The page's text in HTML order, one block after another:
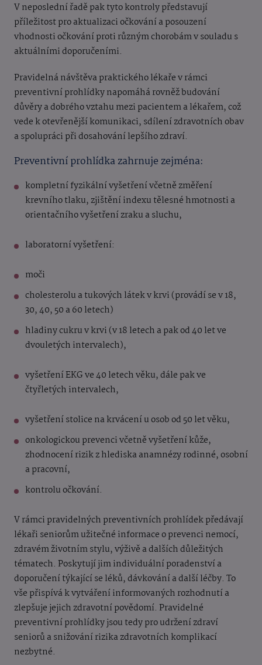
V neposlední řadě pak tyto kontroly představují
příležitost pro aktualizaci očkování a posouzení
vhodnosti očkování proti různým chorobám v souladu s
aktuálními doporučeními.
Pravidelná návštěva praktického lékaře v rámci
preventivní prohlídky napomáhá rovněž budování
důvěry a dobrého vztahu mezi pacientem a lékařem, což
vede k otevřenější komunikaci, sdílení zdravotních obav
a spolupráci při dosahování lepšího zdraví.
Preventivní prohlídka zahrnuje zejména:
kompletní fyzikální vyšetření včetně změření
krevního tlaku, zjištění indexu tělesné hmotnosti a
orientačního vyšetření zraku a sluchu,
laboratorní vyšetření:
moči
cholesterolu a tukových látek v krvi (provádí se v 18,
30, 40, 50 a 60 letech)
hladiny cukru v krvi (v 18 letech a pak od 40 let ve
dvouletých intervalech),
vyšetření EKG ve 40 letech věku, dále pak ve
čtyřletých intervalech,
vyšetření stolice na krvácení u osob od 50 let věku,
onkologickou prevenci včetně vyšetření kůže,
zhodnocení rizik z hlediska anamnézy rodinné, osobní
a pracovní,
kontrolu očkování.
V rámci pravidelných preventivních prohlídek předávají
lékaři seniorům užitečné informace o prevenci nemocí,
zdravém životním stylu, výživě a dalších důležitých
tématech. Poskytují jim individuální poradenství a
doporučení týkající se léků, dávkování a další léčby. To
vše přispívá k vytváření informovaných rozhodnutí a
zlepšuje jejich zdravotní povědomí. Pravidelné
preventivní prohlídky jsou tedy pro udržení zdraví
seniorů a snižování rizika zdravotních komplikací
nezbytné.